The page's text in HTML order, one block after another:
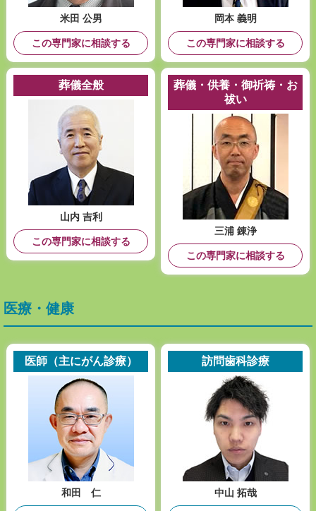
米田 公男
この専門家に相談する
岡本 義明
この専門家に相談する
葬儀全般
山内 吉利
この専門家に相談する
葬儀・供養・御祈祷・お
祓い
三浦 錬浄
この専門家に相談する
医療・健康
医師（主にがん診療）
和田 仁
訪問歯科診療
中山 拓哉